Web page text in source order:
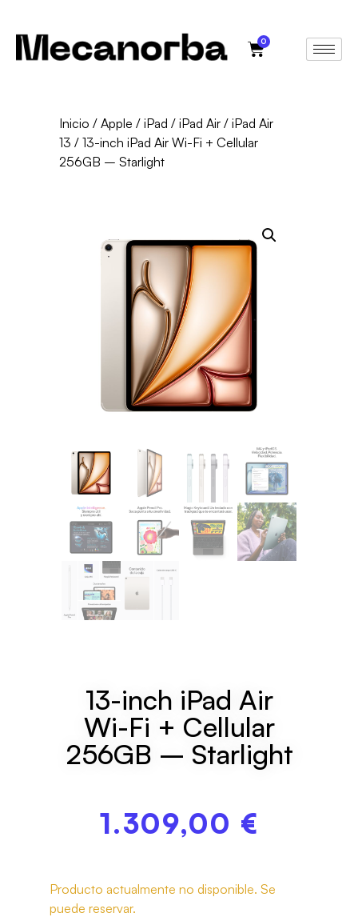
0
Inicio /Apple /iPad /iPad Air /iPad Air
13 / 13-inch iPad Air Wi-Fi + Cellular
256GB – Starlight
13-inch iPad Air
Wi-Fi + Cellular
256GB – Starlight
1.309,00 €
Producto actualmente no disponible. Se
puede reservar.